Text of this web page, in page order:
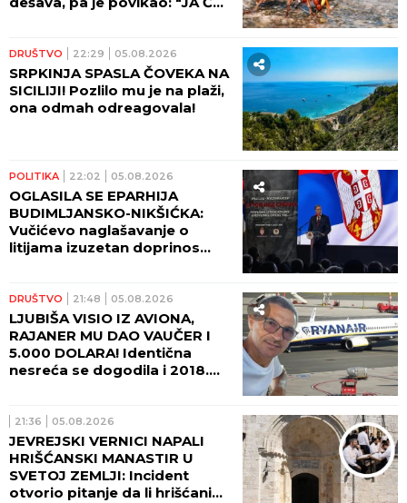
DRUŠTVO 22:29 05.08.2026
SRPKINJA SPASLA ČOVEKA NA
SICILIJI! Pozlilo mu je na plaži,
ona odmah odreagovala!
POLITIKA 22:02 05.08.2026
OGLASILA SE EPARHIJA
BUDIMLJANSKO-NIKŠIĆKA:
Vučićevo naglašavanje o
litijama izuzetan doprinos
DRUŠTVO 21:48 05.08.2026
LJUBIŠA VISIO IZ AVIONA,
RAJANER MU DAO VAUČER I
5.000 DOLARA! Identična
nesreća se dogodila i 2018.
21:36 05.08.2026
JEVREJSKI VERNICI NAPALI
HRIŠĆANSKI MANASTIR U
SVETOJ ZEMLJI: Incident
otvorio pitanje da li hrišćani